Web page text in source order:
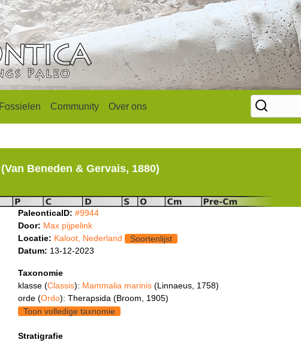
Fossielen Community Over ons
(Van Beneden & Gervais, 1880)
PaleonticaID: #9944
Door: Max pijpelink
Locatie: Kaloot, Nederland
Soortenlijst
Datum: 13-12-2023
Taxonomie
klasse (Classis): Mammalia marinis (Linnaeus, 1758)
orde (Ordo): Therapsida (Broom, 1905)
Toon volledige taxnomie
Stratigrafie